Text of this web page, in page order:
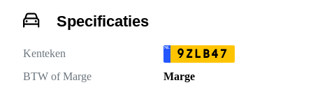
Specificaties
Kenteken NL 9ZLB47
BTW of Marge
Marge